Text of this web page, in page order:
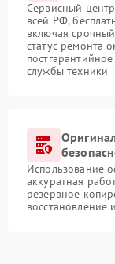
Сервисный
всей РФ,
включая
статус ремонта
службы техники
Использование
аккуратная
резервное